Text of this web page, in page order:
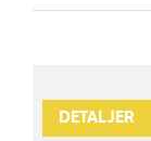
DETALJER